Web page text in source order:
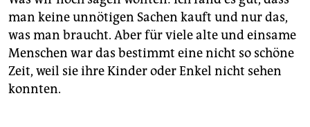
man keine unnötigen Sachen kauft und nur das,
was man braucht. Aber für viele alte und einsame
Menschen war das bestimmt eine nicht so schöne
Zeit, weil sie ihre Kinder oder Enkel nicht sehen
konnten.